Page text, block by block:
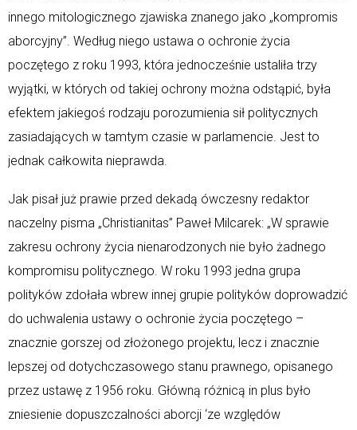
innego mitologicznego zjawiska znanego jako „kompromis
aborcyjny”. Według niego ustawa o ochronie życia
poczętego z roku 1993, która jednocześnie ustaliła trzy
wyjątki, w których od takiej ochrony można odstąpić, była
efektem jakiegoś rodzaju porozumienia sił politycznych
zasiadających w tamtym czasie w parlamencie. Jest to
jednak całkowita nieprawda.
Jak pisał już prawie przed dekadą ówczesny redaktor
naczelny pisma „Christianitas” Paweł Milcarek: „W sprawie
zakresu ochrony życia nienarodzonych nie było żadnego
kompromisu politycznego. W roku 1993 jedna grupa
polityków zdołała wbrew innej grupie polityków doprowadzić
do uchwalenia ustawy o ochronie życia poczętego –
znacznie gorszej od złożonego projektu, lecz i znacznie
lepszej od dotychczasowego stanu prawnego, opisanego
przez ustawę z 1956 roku. Główną różnicą in plus było
zniesienie dopuszczalności aborcji ‘ze względów